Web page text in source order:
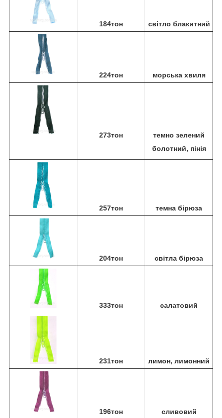
184тон світло блакитний
224тон морська хвиля
273тон
темно зелений
болотний, пінія
257тон темна бірюза
204тон світла бірюза
333тон салатовий
231тон лимон, лимонний
196тон сливовий